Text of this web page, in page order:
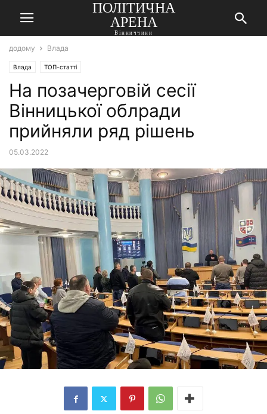
ПОЛІТИЧНА
АРЕНА
Вінниччини
додому Влада
Влада ТОП-статті
На позачерговій сесії
Вінницької облради
прийняли ряд рішень
05.03.2022